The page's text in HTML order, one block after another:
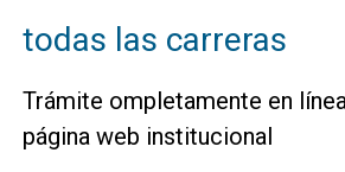
todas las carreras
Trámite ompletamente en
página web institucional